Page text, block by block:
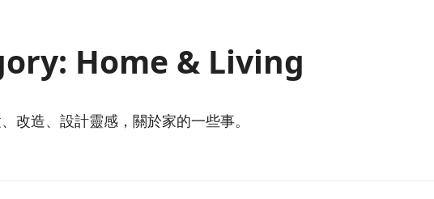
Home & Living
改造、設計靈感，關於家的一些事。